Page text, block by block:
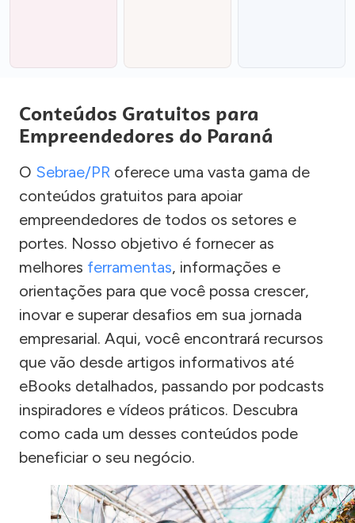
Conteúdos Gratuitos para
Empreendedores do Paraná
O Sebrae/PR oferece uma vasta gama de
conteúdos gratuitos para apoiar
empreendedores de todos os setores e
portes. Nosso objetivo é fornecer as
melhores ferramentas, informações e
orientações para que você possa crescer,
inovar e superar desafios em sua jornada
empresarial. Aqui, você encontrará recursos
que vão desde artigos informativos até
eBooks detalhados, passando por podcasts
inspiradores e vídeos práticos. Descubra
como cada um desses conteúdos pode
beneficiar o seu negócio.